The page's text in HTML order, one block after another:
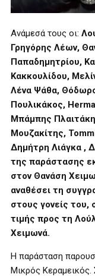
Ανάμεσά τους οι:
Γρηγόρης Λέων,
Παπαδημητρίου,
Κακκουλίδου,
Λένα Ψάθα,
Πουλικάκος,
Μπάμπης
Μουζακίτης,
Δημήτρη Λιάγκα ,
της παράστασης
στον Θανάση
αναθέσει τη
στους γονείς του,
τιμής προς τη
Χειμωνά.
Η παράσταση
Μικρός Κεραμεικός.